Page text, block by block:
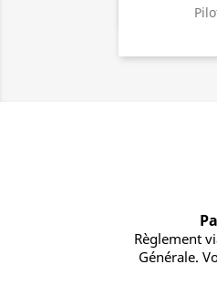
Règlement
Générale.